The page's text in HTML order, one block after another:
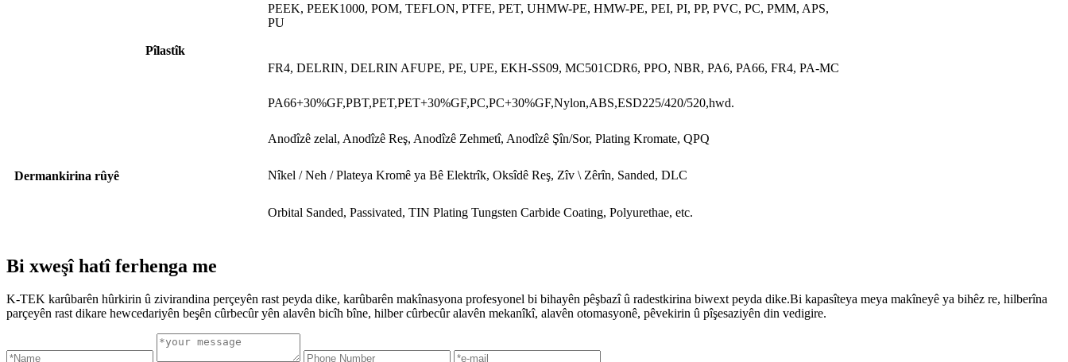
Pîlastîk
PEEK, PEEK1000, POM, TEFLON, PTFE, PET, UHMW-PE, HMW-PE, PEI, PI, PP, PVC, PC, PMM, APS,
PU
FR4, DELRIN, DELRIN AFUPE, PE, UPE, EKH-SS09, MC501CDR6, PPO, NBR, PA6, PA66, FR4, PA-MC
PA66+30%GF,PBT,PET,PET+30%GF,PC,PC+30%GF,Nylon,ABS,ESD225/420/520,hwd.
Dermankirina rûyê
Anodîzê zelal, Anodîzê Reş, Anodîzê Zehmetî, Anodîzê Şîn/Sor, Plating Kromate, QPQ
Nîkel / Neh / Plateya Kromê ya Bê Elektrîk, Oksîdê Reş, Zîv \ Zêrîn, Sanded, DLC
Orbital Sanded, Passivated, TIN Plating Tungsten Carbide Coating, Polyurethae, etc.
Bi xweşî hatî ferhenga me
K-TEK karûbarên hûrkirin û zivirandina perçeyên rast peyda dike, karûbarên makînasyona profesyonel bi bihayên pêşbazî û radestkirina biwext peyda dike.Bi kapasîteya meya makîneyê ya bihêz re, hilberîna
parçeyên rast dikare hewcedariyên beşên cûrbecûr yên alavên bicîh bîne, hilber cûrbecûr alavên mekanîkî, alavên otomasyonê, pêvekirin û pîşesaziyên din vedigire.